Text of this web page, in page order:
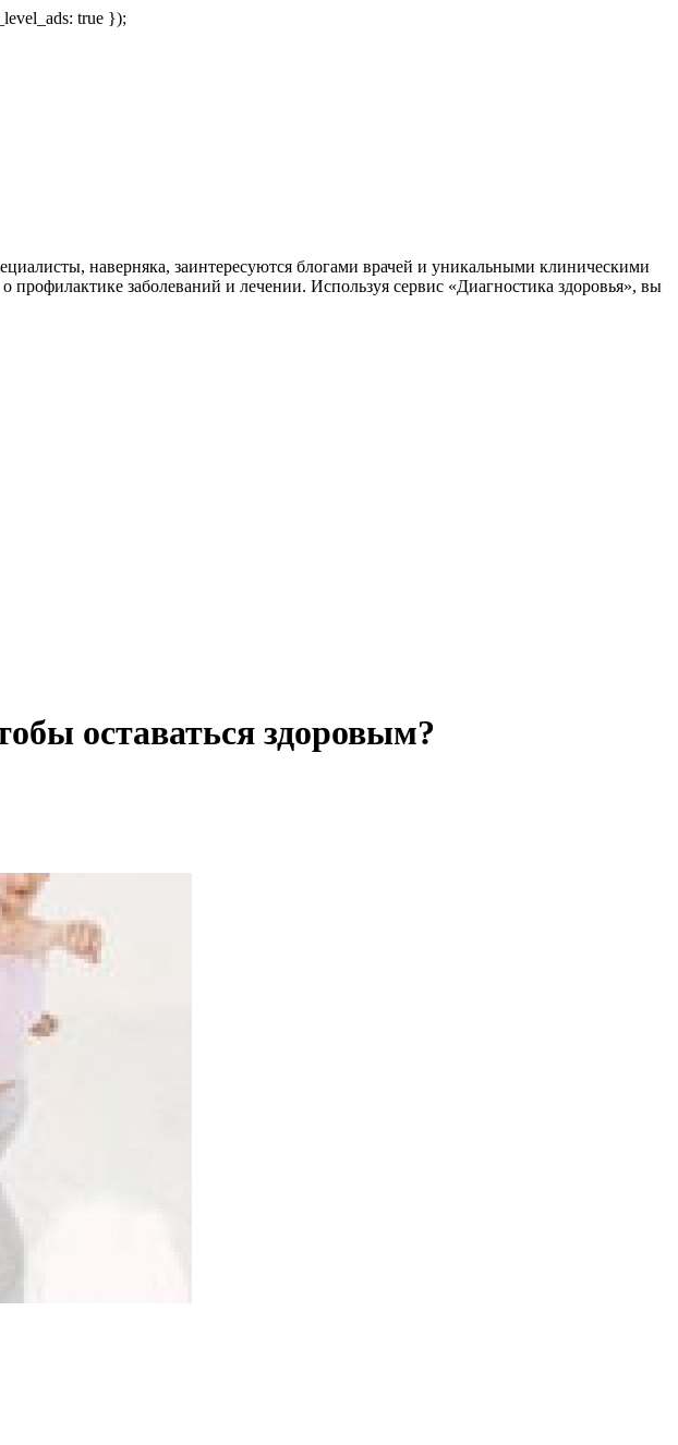
true });
наверняка, заинтересуются блогами врачей и уникальными клиническими
заболеваний и лечении. Используя сервис «Диагностика здоровья», вы
оставаться здоровым?